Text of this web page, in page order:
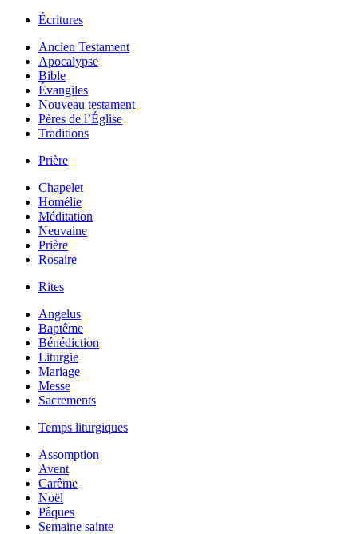
Écritures
Ancien Testament
Apocalypse
Bible
Évangiles
Nouveau testament
Pères de l’Église
Traditions
Prière
Chapelet
Homélie
Méditation
Neuvaine
Prière
Rosaire
Rites
Angelus
Baptême
Bénédiction
Liturgie
Mariage
Messe
Sacrements
Temps liturgiques
Assomption
Avent
Carême
Noël
Pâques
Semaine sainte